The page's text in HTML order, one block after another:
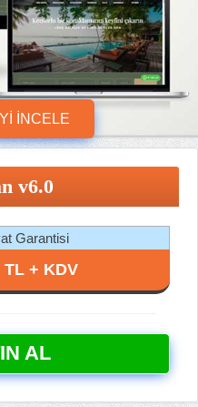
İNCELE
v6.0
Garantisi
TL + KDV
AL